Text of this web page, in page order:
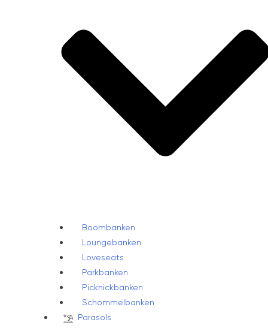
Boombanken
Loungebanken
Loveseats
Parkbanken
Picknickbanken
Schommelbanken
Parasols